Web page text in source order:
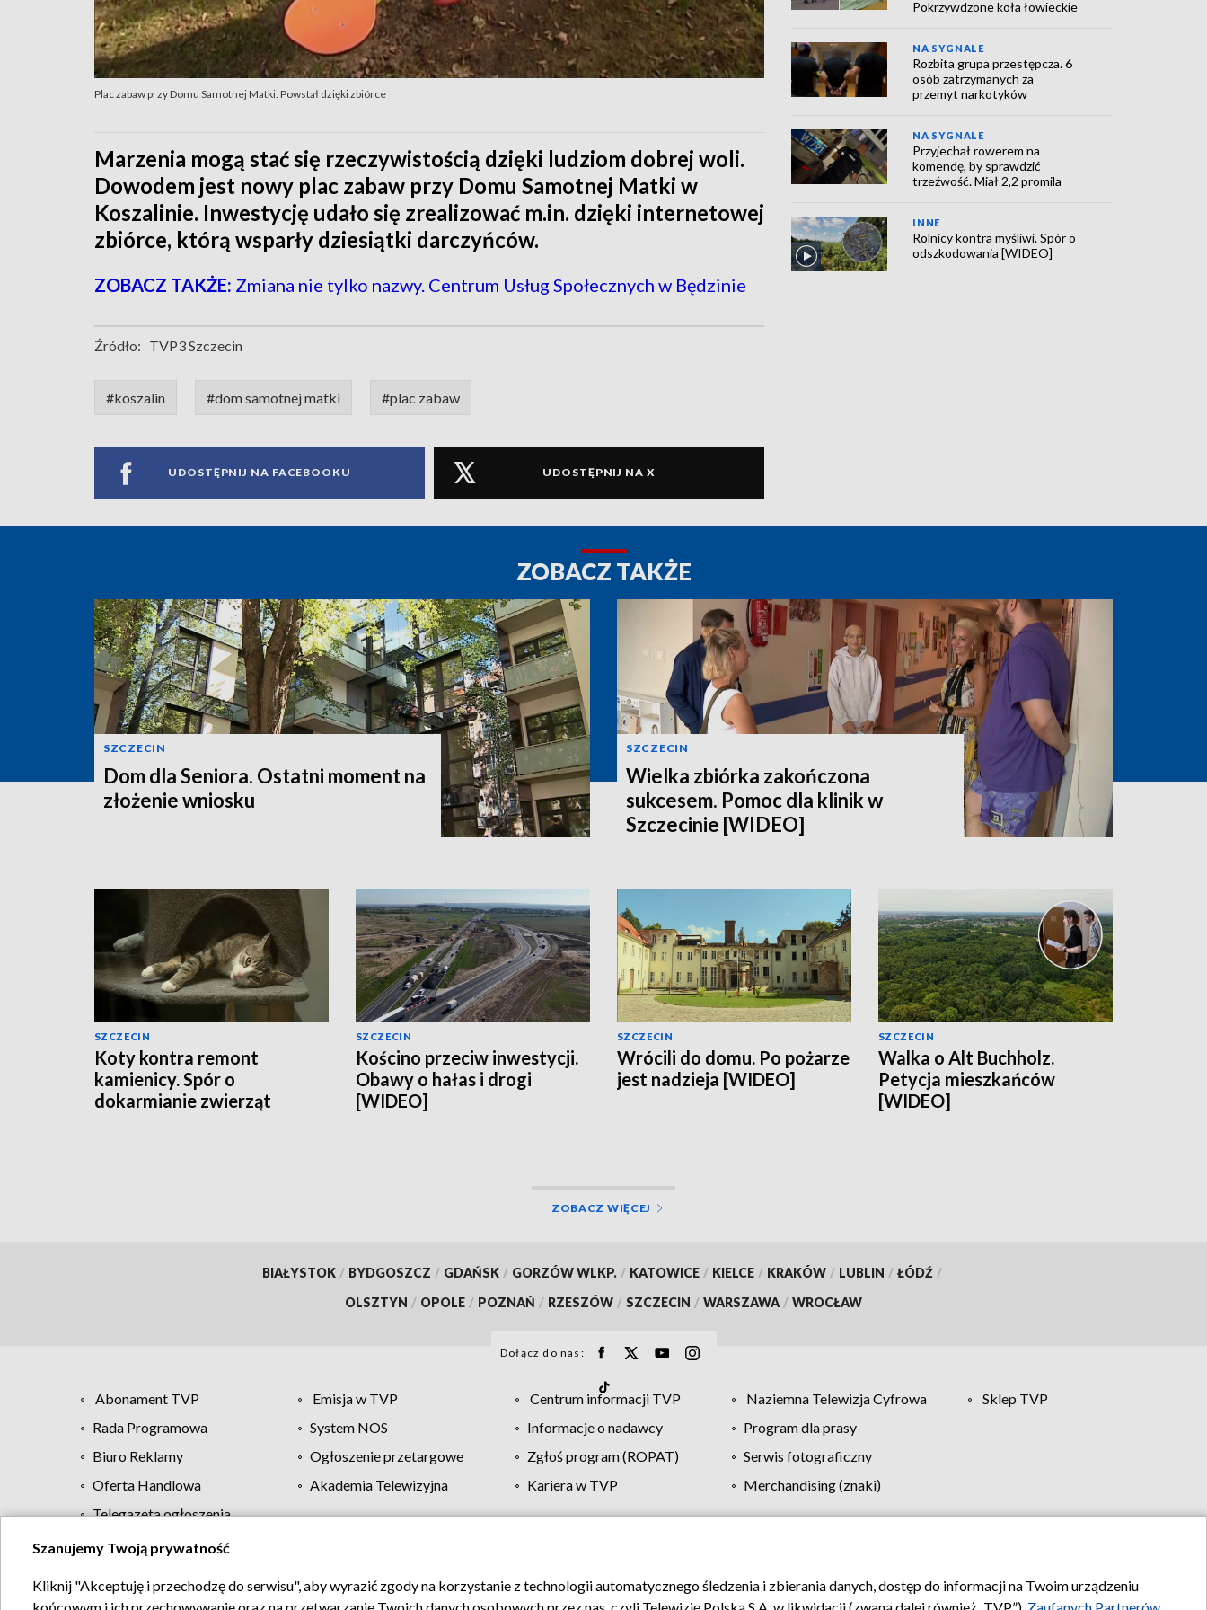
Plac zabaw przy Domu Samotnej Matki. Powstał dzięki zbiórce
Marzenia mogą stać się rzeczywistością dzięki ludziom dobrej woli.
Dowodem jest nowy plac zabaw przy Domu Samotnej Matki w
Koszalinie. Inwestycję udało się zrealizować m.in. dzięki internetowej
zbiórce, którą wsparły dziesiątki darczyńców.
ZOBACZ TAKŻE: Zmiana nie tylko nazwy. Centrum Usług Społecznych w Będzinie
Źródło: TVP3 Szczecin
#koszalin #dom samotnej matki #plac zabaw
UDOSTĘPNIJ NA FACEBOOKU UDOSTĘPNIJ NA X
Pokrzywdzone koła łowieckie
NA SYGNALE
Rozbita grupa przestępcza. 6
osób zatrzymanych za
przemyt narkotyków
NA SYGNALE
Przyjechał rowerem na
komendę, by sprawdzić
trzeźwość. Miał 2,2 promila
INNE
Rolnicy kontra myśliwi. Spór o
odszkodowania [WIDEO]
ZOBACZ TAKŻE
SZCZECIN
Dom dla Seniora. Ostatni moment na
złożenie wniosku
SZCZECIN
Wielka zbiórka zakończona
sukcesem. Pomoc dla klinik w
Szczecinie [WIDEO]
SZCZECIN
Koty kontra remont
kamienicy. Spór o
dokarmianie zwierząt
SZCZECIN
Kościno przeciw inwestycji.
Obawy o hałas i drogi
[WIDEO]
SZCZECIN
Wrócili do domu. Po pożarze
jest nadzieja [WIDEO]
SZCZECIN
Walka o Alt Buchholz.
Petycja mieszkańców
[WIDEO]
ZOBACZ WIĘCEJ
BIAŁYSTOK / BYDGOSZCZ / GDAŃSK / GORZÓW WLKP. / KATOWICE / KIELCE / KRAKÓW / LUBLIN / ŁÓDŹ /
OLSZTYN / OPOLE / POZNAŃ / RZESZÓW / SZCZECIN / WARSZAWA / WROCŁAW
Dołącz do nas:
Abonament TVP Emisja w TVP Centrum informacji TVP Naziemna Telewizja Cyfrowa
Sklep TVP
Rada Programowa
System NOS Informacje o nadawcy
Program dla prasy
Biuro Reklamy
Ogłoszenie przetargowe Zgłoś program (ROPAT)
Serwis fotograficzny
Oferta Handlowa
Akademia Telewizyjna Kariera w TVP
Merchandising (znaki)
Telegazeta ogłoszenia
Regulamin TVP Polityka prywatności Moje zgody Pomoc Biuro reklamy Kontakt
Szanujemy Twoją prywatność
Kliknij "Akceptuję i przechodzę do serwisu", aby wyrazić zgody na korzystanie z technologii automatycznego śledzenia i zbierania danych, dostęp do informacji na Twoim urządzeniu